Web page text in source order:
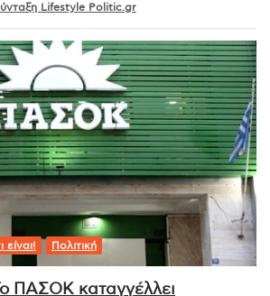
Lifestyle Politic.gr
είναι! Πολιτική
ΠΑΣΟΚ καταγγέλλει